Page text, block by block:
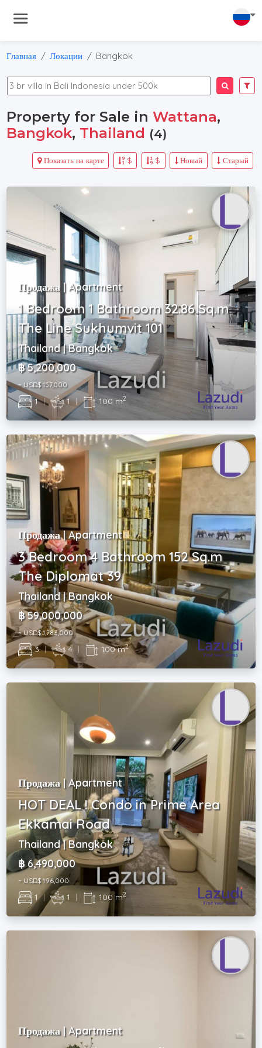
Главная Локации Bangkok
Property for Sale inWattana,
Bangkok, Thailand (4)
Старый
Новый
$
$
Показать на карте
Продажа | Apartment
1 Bedroom 1 Bathroom 32.86 Sq.m
The Line Sukhumvit 101
Thailand | Bangkok
฿ 5,200,000
~ USD$ 157,000
1 | 1 | 100 m2
Продажа | Apartment
3 Bedroom 4 Bathroom 152 Sq.m
The Diplomat 39
Thailand | Bangkok
฿ 59,000,000
~ USD$ 1,783,000
3 | 4 | 100 m2
Продажа | Apartment
HOT DEAL ! Condo in Prime Area
Ekkamai Road
Thailand | Bangkok
฿ 6,490,000
~ USD$ 196,000
1 | 1 | 100 m2
Продажа | Apartment